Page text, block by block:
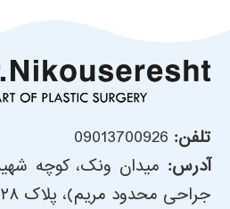
تلفن:
آدرس: میدان ونک، کوچه
جراحی محدود مریم)، پلاک ۲۸ ،طبقه ۲ واحد ۵